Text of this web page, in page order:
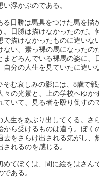
い浮かぶのである。
る日勝は馬具をつけた馬を描
。日勝は描けなかったのだ。
で描けなかったものに違いな
ない、素っ裸の馬になったの
まどろんでいる裸馬の姿に
自分の人生を見ていたに違い
そむ哀しみの影には、8歳で
々の光景と、上の学校へゆか
ていて、見る者を殴り倒すの
人生をあぶり出してくる。さ
から受けるものは違う。ぼく
去をさらけ出される気がし、
れるのを感じる。
めてぼくは、間に絵をはさん
ある。